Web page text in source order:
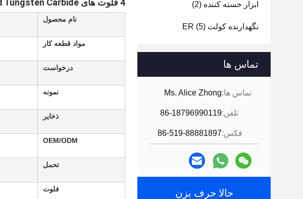
ابزار خسته کننده (2)
نگهدارنده کولت ER (5)
تماس ها
تماس ها:Ms. Alice Zhong
تلفن:86-18796990119
فکس:86-519-88881897
حالا حرف بزن
4 فلوت های HRC55 CNC Solid Tungsten Carbide
نام محصول
مواد قطعه کار
درخواست
نمونه
ذخایر
OEM/ODM
تحمل
فلوت